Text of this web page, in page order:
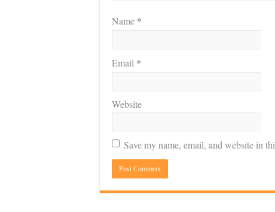
Name *
Email *
Website
Save my name, email, and website in